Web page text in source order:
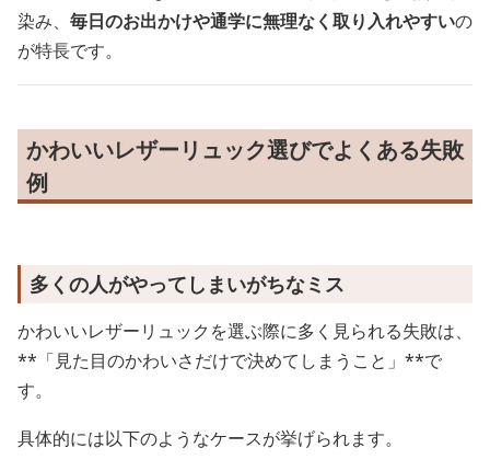
染み、 毎日のお出かけや通学に無理なく取り入れやすいの
が特長です。
かわいいレザーリュック選びでよくある失敗
例
多くの人がやってしまいがちなミス
かわいいレザーリュックを選ぶ際に多く見られる失敗は、
**「見た目のかわいさだけで決めてしまうこと」**で
す。
具体的には以下のようなケースが挙げられます。